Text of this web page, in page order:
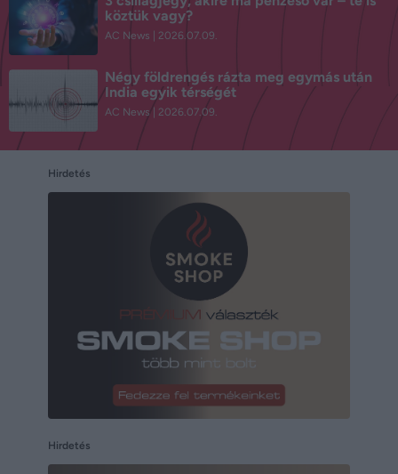
köztük vagy?
AC News 2026.07.09.
Négy földrengés rázta meg egymás után
India egyik térségét
AC News 2026.07.09.
Hirdetés
Hirdetés